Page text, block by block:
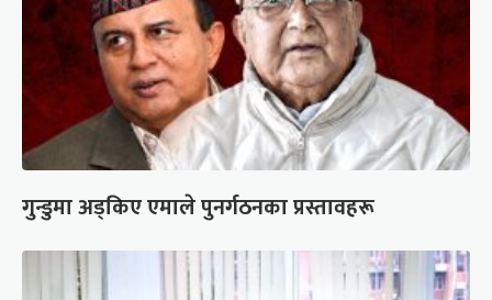
गुन्डुमा अड्किए एमाले पुनर्गठनका प्रस्तावहरू